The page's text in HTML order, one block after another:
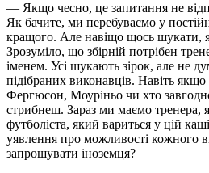
— Якщо чесно, це запитання не
Як бачите, ми перебуваємо у
кращого. Але навіщо щось шукати,
Зрозуміло, що збірній потрібен
іменем. Усі шукають зірок, але не
підібраних виконавців. Навіть якщо
Фергюсон, Моуріньо чи хто
стрибнеш. Зараз ми маємо тренера,
футболіста, який вариться у цій
уявлення про можливості кожного
запрошувати іноземця?